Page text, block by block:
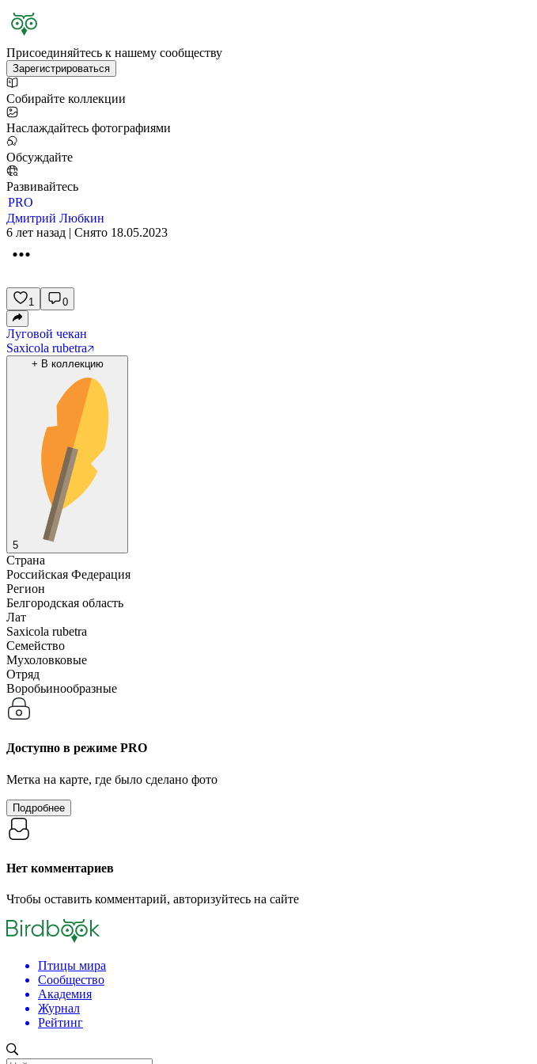
Присоединяйтесь к нашему сообществу
Зарегистрироваться
Собирайте коллекции
Наслаждайтесь фотографиями
Обсуждайте
Развивайтесь
PRO
Дмитрий Любкин
6 лет назад | Снято 18.05.2023
1 0
Луговой чекан
Saxicola rubetra
+ В коллекцию
5
Страна
Российская Федерация
Регион
Белгородская область
Лат
Saxicola rubetra
Семейство
Мухоловковые
Отряд
Воробьинообразные
Доступно в режиме PRO
Метка на карте, где было сделано фото
Подробнее
Нет комментариев
Чтобы оставить комментарий, авторизуйтесь на сайте
Птицы мира
Сообщество
Академия
Журнал
Рейтинг